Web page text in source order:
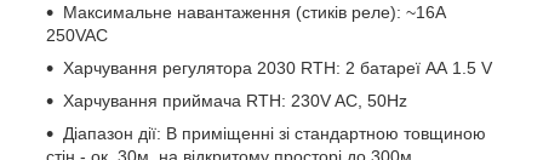
Максимальне навантаження (стиків реле): ~16A
250VAC
Харчування регулятора 2030 RTH: 2 батареї АА 1.5 V
Харчування приймача RTH: 230V AC, 50Hz
Діапазон дії: В приміщенні зі стандартною товщиною